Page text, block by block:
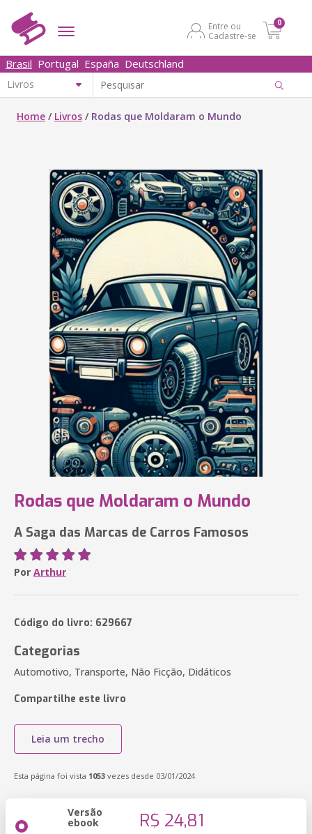
Entre ou
Cadastre-se
0
Brasil Portugal España Deutschland
Home / Livros / Rodas que Moldaram o Mundo
Rodas que Moldaram o Mundo
A Saga das Marcas de Carros Famosos
Por Arthur
Código do livro: 629667
Categorias
Automotivo, Transporte, Não Ficção, Didáticos
Compartilhe este livro
Leia um trecho
Esta página foi vista 1053 vezes desde 03/01/2024
Versão
ebook R$ 24,81